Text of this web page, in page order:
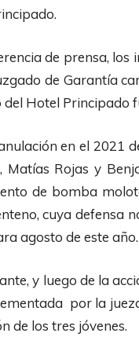
de prensa,
de Garantía
del Hotel Principado
en el 2021
Matías Rojas y
de bomba
cuya defensa
agosto de este año.
y luego de la
por la
de los tres jóvenes.